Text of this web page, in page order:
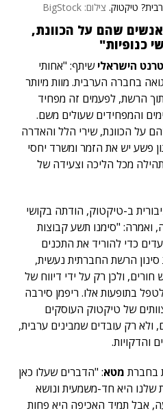
טיקטוק. צילום: BigStock
שהם על הכוונת,
כנופיות"
הישראלישיתף: "אחותי
בחברה הערבית. מוות מיותר
הרשת, לפעמים זה מפחיד
והמפחידים שעולים משם.
על הכוונת, שירי הלל והאדרה
פשע יש את הזמר ומשרד יחסי
מכל הליכה וצעידה של
ב-טיקטוק, הודתה בקושי
ואמרה: "סימנו תשע קבוצות
כדי להוריד את התכנים
הרשת החברתית נעשית,
ולכן רק על ידי דיווח של
בתופעות אלו. ריפמן סירבה
של טיקטוק העוסקים
ולא רק עובדים שמבינים ערבית,
והדקויות.
בחברת מטא: "הדברים שעלו כאן
שלנו היא חד-משמעית ונושא
אבל תמיד האכיפה היא פחות